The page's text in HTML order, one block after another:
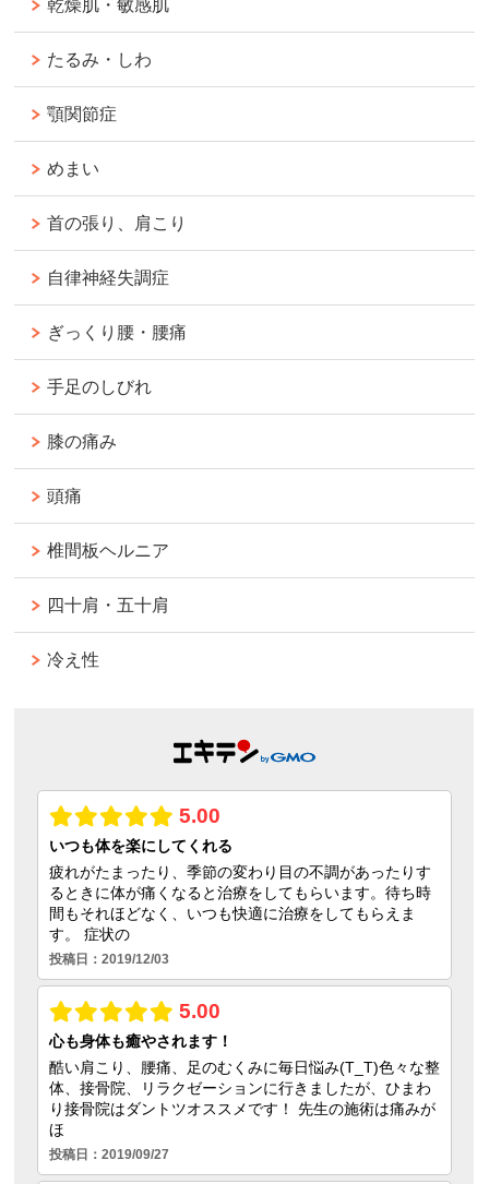
乾燥肌・敏感肌
たるみ・しわ
顎関節症
めまい
首の張り、肩こり
自律神経失調症
ぎっくり腰・腰痛
手足のしびれ
膝の痛み
頭痛
椎間板ヘルニア
四十肩・五十肩
冷え性